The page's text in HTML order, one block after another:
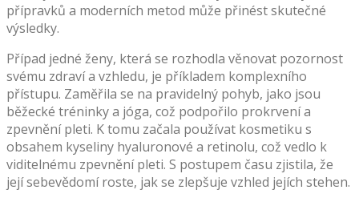
přípravků a moderních metod může přinést skutečné
výsledky.
Případ jedné ženy, která se rozhodla věnovat pozornost
svému zdraví a vzhledu, je příkladem komplexního
přístupu. Zaměřila se na pravidelný pohyb, jako jsou
běžecké tréninky a jóga, což podpořilo prokrvení a
zpevnění pleti. K tomu začala používat kosmetiku s
obsahem kyseliny hyaluronové a retinolu, což vedlo k
viditelnému zpevnění pleti. S postupem času zjistila, že
její sebevědomí roste, jak se zlepšuje vzhled jejích stehen.